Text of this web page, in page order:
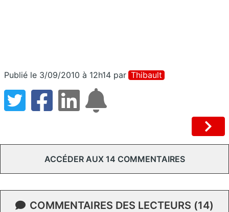
Publié le 3/09/2010 à 12h14 par Thibault
ACCÉDER AUX 14 COMMENTAIRES
COMMENTAIRES DES LECTEURS (14)